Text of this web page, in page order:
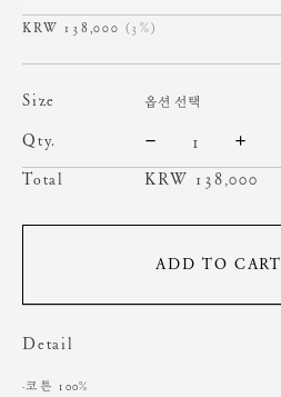
138,000 (3%)
size
qty.
Total
KRW 138,000
ADD TO CART
Detail
·코튼 100%